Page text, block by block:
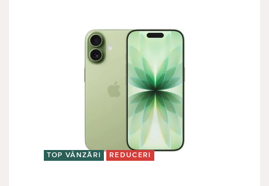
TOP VÂNZĂRI REDUCERI